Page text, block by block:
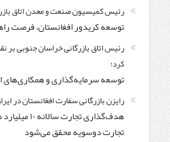
رئیس کمیسیون صنعت و معدن اتاق
توسعه کریدور افغانستان، فرصت
رئیس اتاق بازرگانی خراسان جنوبی بر
کرد؛
توسعه سرمایه‌گذاری و
رایزن بازرگانی سفارت افغانستان در
هدف‌گذاری
تجارت دوسویه محقق می‌شود